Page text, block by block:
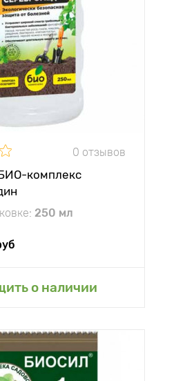
0 отзывов
комплекс
250 мл
о наличии